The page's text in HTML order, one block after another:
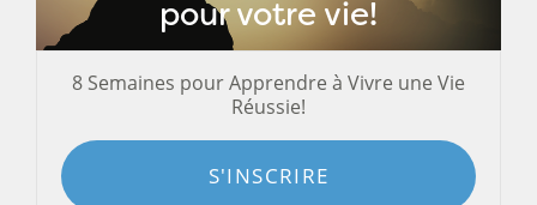
pour votre vie!
8 Semaines pour Apprendre à Vivre une Vie
Réussie!
S'INSCRIRE